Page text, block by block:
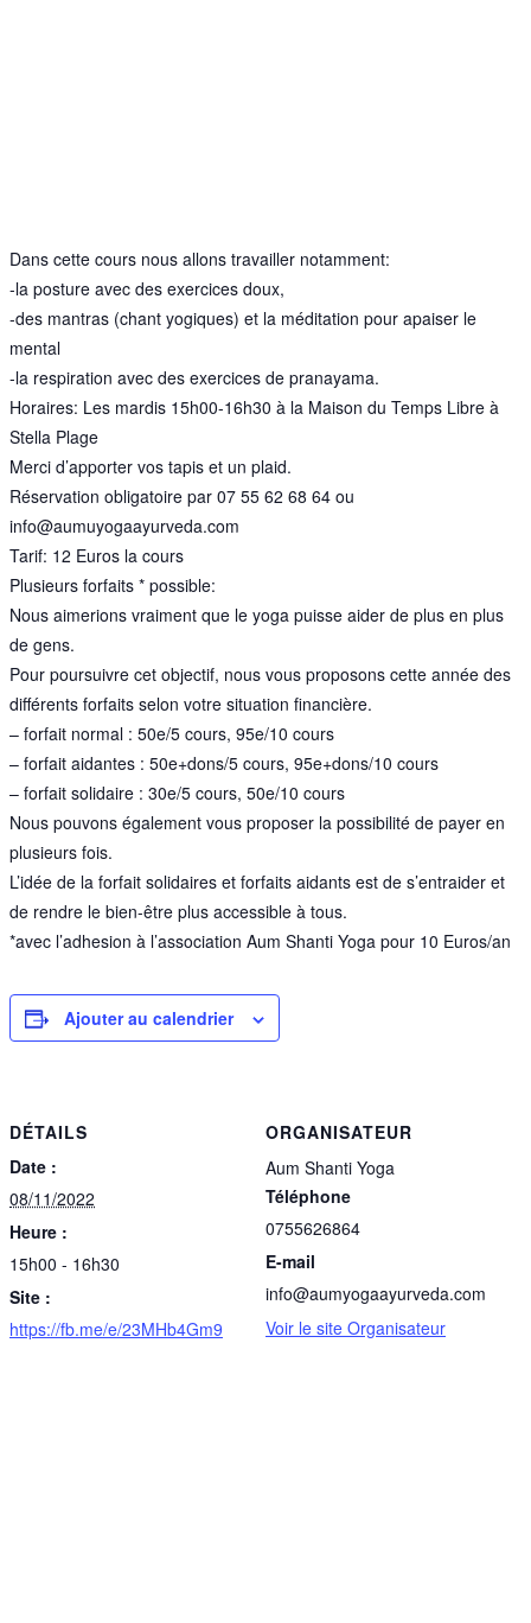
Dans cette cours nous allons travailler notamment:
-la posture avec des exercices doux,
-des mantras (chant yogiques) et la méditation pour apaiser le
mental
-la respiration avec des exercices de pranayama.
Horaires: Les mardis 15h00-16h30 à la Maison du Temps Libre à
Stella Plage
Merci d’apporter vos tapis et un plaid.
Réservation obligatoire par 07 55 62 68 64 ou
info@aumuyogaayurveda.com
Tarif: 12 Euros la cours
Plusieurs forfaits * possible:
Nous aimerions vraiment que le yoga puisse aider de plus en plus
de gens.
Pour poursuivre cet objectif, nous vous proposons cette année des
différents forfaits selon votre situation financière.
– forfait normal : 50e/5 cours, 95e/10 cours
– forfait aidantes : 50e+dons/5 cours, 95e+dons/10 cours
– forfait solidaire : 30e/5 cours, 50e/10 cours
Nous pouvons également vous proposer la possibilité de payer en
plusieurs fois.
L’idée de la forfait solidaires et forfaits aidants est de s’entraider et
de rendre le bien-être plus accessible à tous.
*avec l’adhesion à l’association Aum Shanti Yoga pour 10 Euros/an
Ajouter au calendrier
DÉTAILS
Date :
08/11/2022
Heure :
15h00 - 16h30
Site :
https://fb.me/e/23MHb4Gm9
ORGANISATEUR
Aum Shanti Yoga
Téléphone
0755626864
E-mail
info@aumyogaayurveda.com
Voir le site Organisateur